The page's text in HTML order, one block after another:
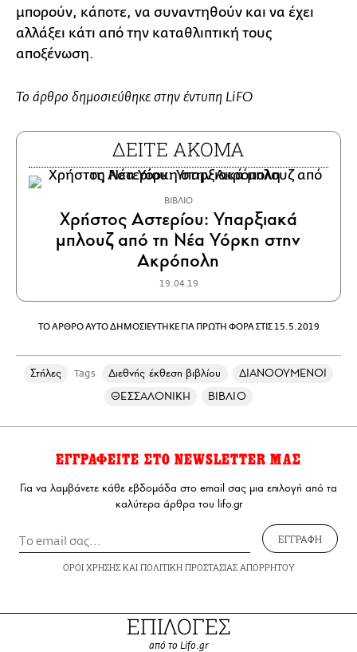
μπορούν, κάποτε, να συναντηθούν και να έχει
αλλάξει κάτι από την καταθλιπτική τους
αποξένωση.
To άρθρο δημοσιεύθηκε στην έντυπη LiFO
ΔΕΙΤΕ ΑΚΟΜΑ
ΒΙΒΛΙΟ
Χρήστος Αστερίου: Υπαρξιακά
μπλουζ από τη Νέα Υόρκη στην
Ακρόπολη
19.04.19
ΤΟ ΑΡΘΡΟ ΑΥΤΟ ΔΗΜΟΣΙΕΥΤΗΚΕ ΓΙΑ ΠΡΩΤΗ ΦΟΡΑ ΣΤΙΣ 15.5.2019
Στήλες Tags Διεθνής έκθεση βιβλίου
ΔΙΑΝΟΟΥΜΕΝΟΙ
ΘΕΣΣΑΛΟΝΙΚΗ
ΒΙΒΛΙΟ
ΕΓΓΡΑΦΕΙΤΕ ΣΤΟ NEWSLETTER ΜΑΣ
Για να λαμβάνετε κάθε εβδομάδα στο email σας μια επιλογή από τα
καλύτερα άρθρα του lifo.gr
ΕΓΓΡΑΦΗ
ΟΡΟΙ ΧΡΗΣΗΣΚΑΙ ΠΟΛΙΤΙΚΗ ΠΡΟΣΤΑΣΙΑΣ ΑΠΟΡΡΗΤΟΥ
ΕΠΙΛΟΓΕΣ
από το Lifo.gr